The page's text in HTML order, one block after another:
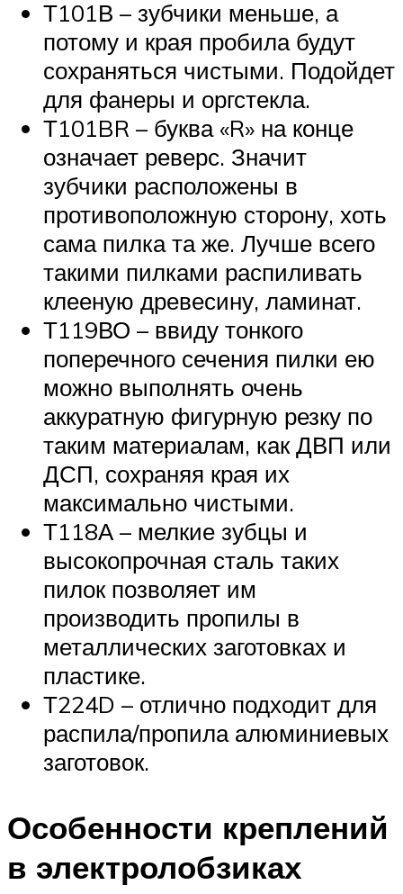
Т101В – зубчики меньше, а
потому и края пробила будут
сохраняться чистыми. Подойдет
для фанеры и оргстекла.
Т101BR – буква «R» на конце
означает реверс. Значит
зубчики расположены в
противоположную сторону, хоть
сама пилка та же. Лучше всего
такими пилками распиливать
клееную древесину, ламинат.
Т119ВО – ввиду тонкого
поперечного сечения пилки ею
можно выполнять очень
аккуратную фигурную резку по
таким материалам, как ДВП или
ДСП, сохраняя края их
максимально чистыми.
Т118А – мелкие зубцы и
высокопрочная сталь таких
пилок позволяет им
производить пропилы в
металлических заготовках и
пластике.
Т224D – отлично подходит для
распила/пропила алюминиевых
заготовок.
Особенности креплений
в электролобзиках